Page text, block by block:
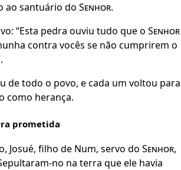
ao santuário do Senhor.
“Esta pedra ouviu tudo que o Senhor
contra vocês se não cumprirem o
de todo o povo, e cada um voltou para
como herança.
prometida
Josué, filho de Num, servo do Senhor,
no na terra que ele havia